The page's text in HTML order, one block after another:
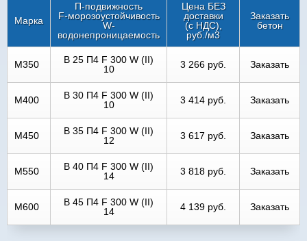
Марка
П-подвижность
F-морозоустойчивость
W-
водонепроницаемость
Цена БЕЗ
доставки
(с НДС),
руб./м3
Заказать
бетон
M350
B 25 П4 F 300 W (II)
10
3 266 руб. Заказать
M400
B 30 П4 F 300 W (II)
10
3 414 руб. Заказать
M450
B 35 П4 F 300 W (II)
12
3 617 руб. Заказать
M550
B 40 П4 F 300 W (II)
14
3 818 руб. Заказать
M600
B 45 П4 F 300 W (II)
14
4 139 руб. Заказать